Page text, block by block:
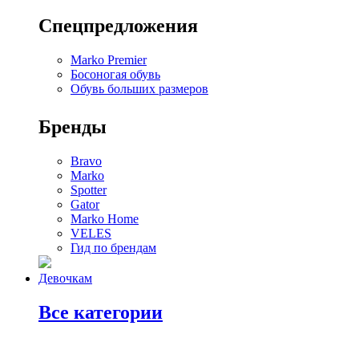
Спецпредложения
Marko Premier
Босоногая обувь
Обувь больших размеров
Бренды
Bravo
Marko
Spotter
Gator
Marko Home
VELES
Гид по брендам
Девочкам
Все категории